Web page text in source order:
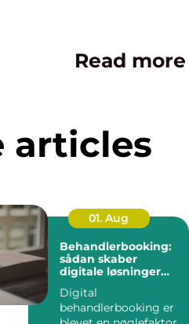
Read
articles
01. Aug
Behandlerbooking:
sådan skaber
digitale løsninger
klinikken
Digital
behandlerbooking er